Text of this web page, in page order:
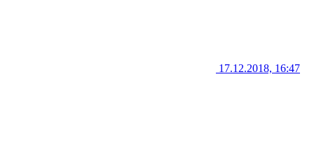
17.12.2018, 16:47